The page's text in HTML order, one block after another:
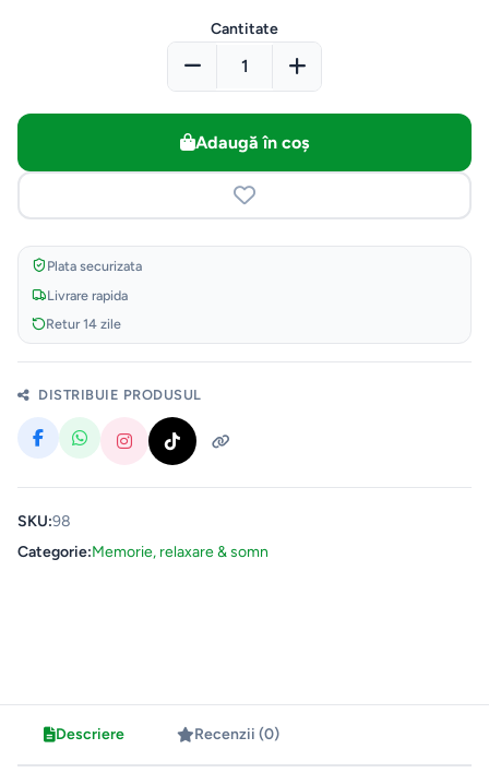
Cantitate
Adaugă în coș
Plata securizata
Livrare rapida
Retur 14 zile
DISTRIBUIE PRODUSUL
SKU:98
Categorie:Memorie, relaxare & somn
Descriere Recenzii (0)